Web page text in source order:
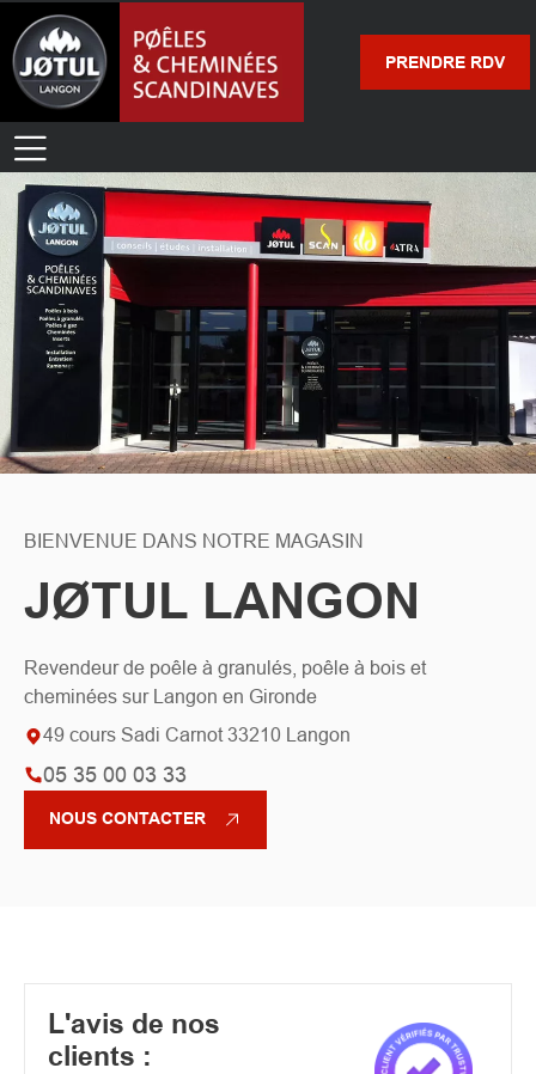
PRENDRE RDV
BIENVENUE DANS NOTRE MAGASIN
JØTUL LANGON
Revendeur de poêle à granulés, poêle à bois et
cheminées sur Langon en Gironde
49 cours Sadi Carnot 33210 Langon
05 35 00 03 33
NOUS CONTACTER
L'avis de nos
clients :